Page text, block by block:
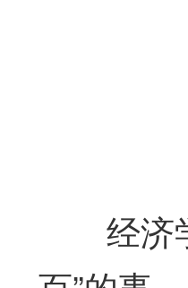
经济学